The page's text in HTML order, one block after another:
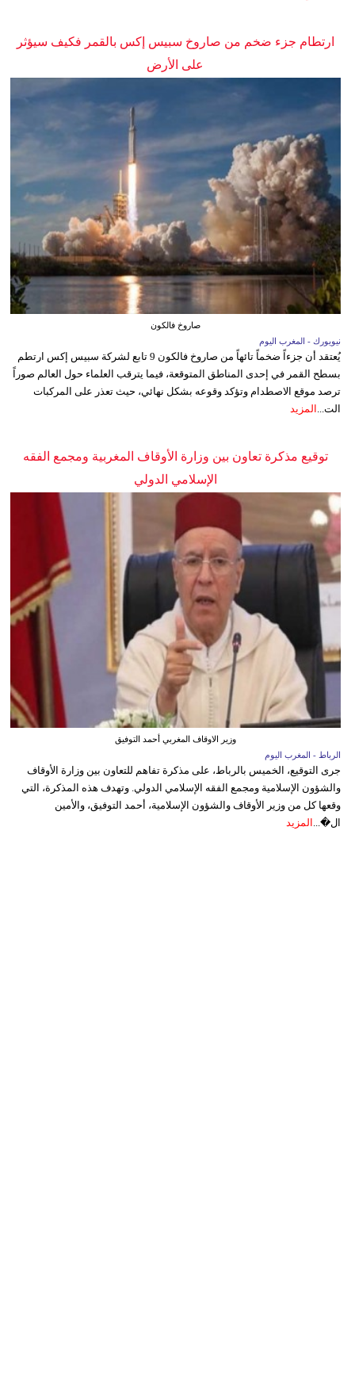
ارتطام جزء ضخم من صاروخ سبيس إكس بالقمر فكيف سيؤثر
على الأرض
صاروخ فالكون
نيويورك - المغرب اليوم
يُعتقد أن جزءاً ضخماً تائهاً من صاروخ فالكون 9 تابع لشركة سبيس إكس ارتطم
بسطح القمر في إحدى المناطق المتوقعة، فيما يترقب العلماء حول العالم صوراً
ترصد موقع الاصطدام وتؤكد وقوعه بشكل نهائي، حيث تعذر على المركبات
الت... المزيد
توقيع مذكرة تعاون بين وزارة الأوقاف المغربية ومجمع الفقه
الإسلامي الدولي
وزير الاوقاف المغربي أحمد التوفيق
الرباط - المغرب اليوم
جرى التوقيع، الخميس بالرباط، على مذكرة تفاهم للتعاون بين وزارة الأوقاف
والشؤون الإسلامية ومجمع الفقه الإسلامي الدولي. وتهدف هذه المذكرة، التي
وقعها كل من وزير الأوقاف والشؤون الإسلامية، أحمد التوفيق، والأمين
ال�... المزيد